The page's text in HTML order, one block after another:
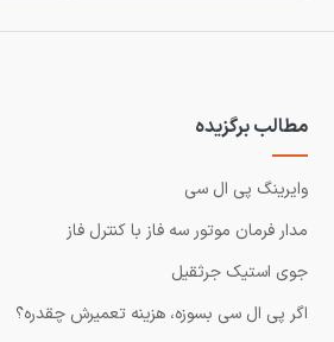
مطالب برگزیده
وایرینگ پی ال سی
مدار فرمان موتور سه فاز با کنترل فاز
جوی استیک جرثقیل
اگر پی ال سی بسوزه، هزینه تعمیرش چقدره؟